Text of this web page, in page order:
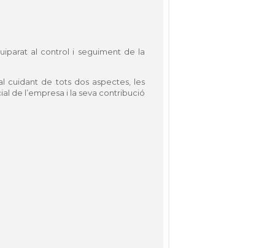
al control i seguiment de la
cuidant de tots dos aspectes, les
de l’empresa i la seva contribució